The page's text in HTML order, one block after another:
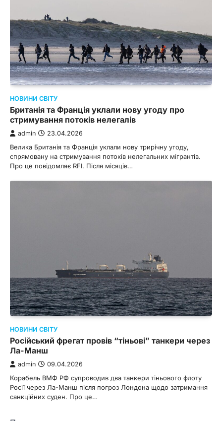
НОВИНИ СВІТУ
Британія та Франція уклали нову угоду про
стримування потоків нелегалів
admin 23.04.2026
Велика Британія та Франція уклали нову трирічну угоду,
спрямовану на стримування потоків нелегальних мігрантів.
Про це повідомляє RFI. Після місяців…
НОВИНИ СВІТУ
Російський фрегат провів “тіньові” танкери через
Ла-Манш
admin 09.04.2026
Корабель ВМФ РФ супроводив два танкери тіньового флоту
Росії через Ла-Манш після погроз Лондона щодо затримання
санкційних суден. Про це…